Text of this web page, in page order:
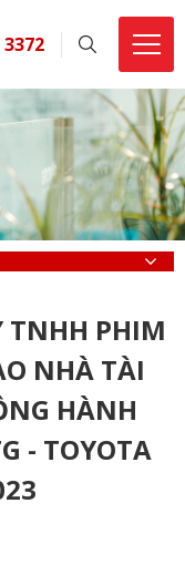
3372
TNHH PHIM
NHÀ TÀI
HÀNH
- TOYOTA